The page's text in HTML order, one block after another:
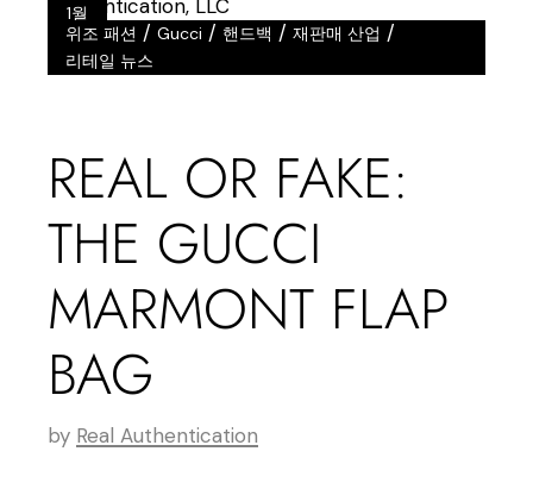
1월
위조 패션 /Gucci / 핸드백 /재판매 산업 /
리테일 뉴스
REAL OR FAKE:
THE GUCCI
MARMONT FLAP
BAG
by Real Authentication